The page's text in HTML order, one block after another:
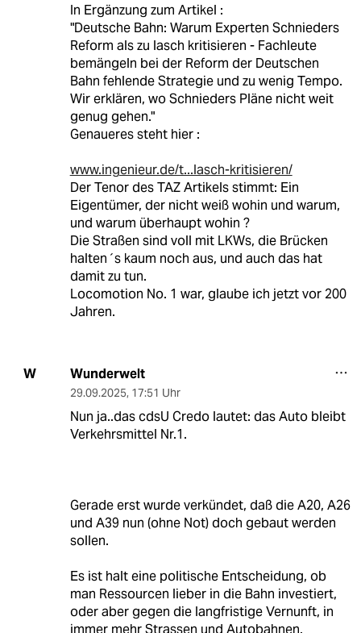
In Ergänzung zum Artikel :
"Deutsche Bahn: Warum Experten Schnieders
Reform als zu lasch kritisieren - Fachleute
bemängeln bei der Reform der Deutschen
Bahn fehlende Strategie und zu wenig Tempo.
Wir erklären, wo Schnieders Pläne nicht weit
genug gehen."
Genaueres steht hier :
www.ingenieur.de/t...lasch-kritisieren/
Der Tenor des TAZ Artikels stimmt: Ein
Eigentümer, der nicht weiß wohin und warum,
und warum überhaupt wohin ?
Die Straßen sind voll mit LKWs, die Brücken
halten´s kaum noch aus, und auch das hat
damit zu tun.
Locomotion No. 1 war, glaube ich jetzt vor 200
Jahren.
W Wunderwelt
29.09.2025, 17:51 Uhr
Nun ja..das cdsU Credo lautet: das Auto bleibt
Verkehrsmittel Nr.1.
Gerade erst wurde verkündet, daß die A20, A26
und A39 nun (ohne Not) doch gebaut werden
sollen.
Es ist halt eine politische Entscheidung, ob
man Ressourcen lieber in die Bahn investiert,
oder aber gegen die langfristige Vernunft, in
immer mehr Strassen und Autobahnen.